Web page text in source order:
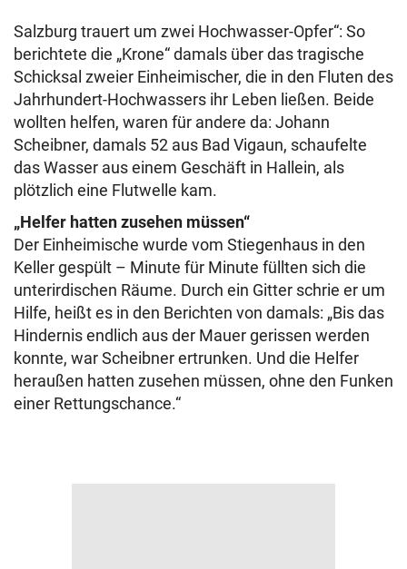
Salzburg trauert um zwei Hochwasser-Opfer“: So
berichtete die „Krone“ damals über das tragische
Schicksal zweier Einheimischer, die in den Fluten des
Jahrhundert-Hochwassers ihr Leben ließen. Beide
wollten helfen, waren für andere da: Johann
Scheibner, damals 52 aus Bad Vigaun, schaufelte
das Wasser aus einem Geschäft in Hallein, als
plötzlich eine Flutwelle kam.
„Helfer hatten zusehen müssen“
Der Einheimische wurde vom Stiegenhaus in den
Keller gespült – Minute für Minute füllten sich die
unterirdischen Räume. Durch ein Gitter schrie er um
Hilfe, heißt es in den Berichten von damals: „Bis das
Hindernis endlich aus der Mauer gerissen werden
konnte, war Scheibner ertrunken. Und die Helfer
heraußen hatten zusehen müssen, ohne den Funken
einer Rettungschance.“